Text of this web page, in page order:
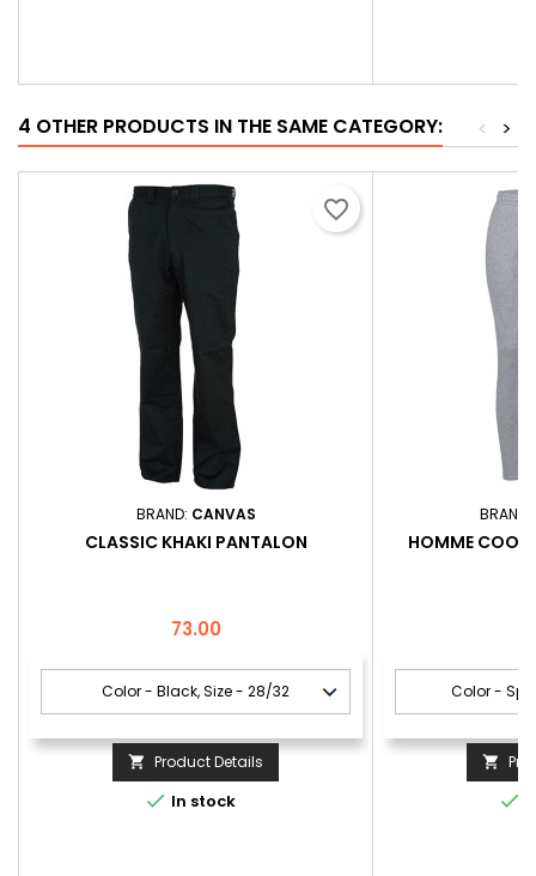
4 OTHER PRODUCTS IN THE SAME CATEGORY: >
<
BRAND: CANVAS
CLASSIC KHAKI PANTALON
Price
73.00
 Product Details
 In stock
favorite_border
BRAND:
HOMME COOL

